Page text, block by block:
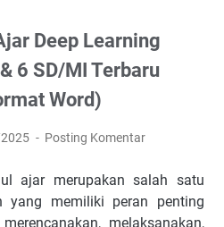
Deep Learning
6 SD/MI Terbaru
Word)
Posting Komentar
ajar merupakan salah satu
yang memiliki peran penting
melaksanakan,